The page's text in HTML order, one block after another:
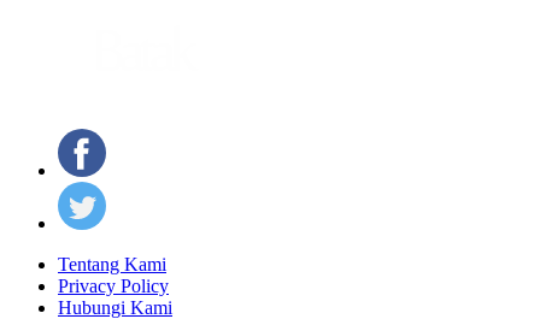
Tentang Kami
Privacy Policy
Hubungi Kami